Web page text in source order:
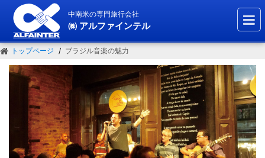
中南米の専門旅行会社
㈱ アルファインテル
トップページ ブラジル音楽の魅力